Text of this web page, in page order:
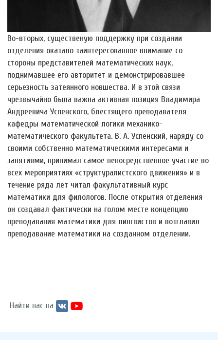
Во-вторых, существеную поддержку при создании
отделения оказало заинтересованное внимание со
стороны представителей математических наук,
поднимавшее его авторитет и демонстрировавшее
серьезность затеянного новшества. И в этой связи
чрезвычайно была важна активная позиция Владимира
Андреевича Успенского, блестящего преподавателя
кафедры математической логики механико-
математического факультета. В. А. Успенский, наряду со
своими собственно математическими интересами и
занятиями, принимал самое непосредственное участие во
всех мероприятиях «структуралистского движения» и в
течение ряда лет читал факультативный курс
математики для филологов. После открытия отделения
он создавал фактически на голом месте концепцию
преподавания математики для лингвистов и возглавил
преподавание математики на созданном отделении.
Найти нас на